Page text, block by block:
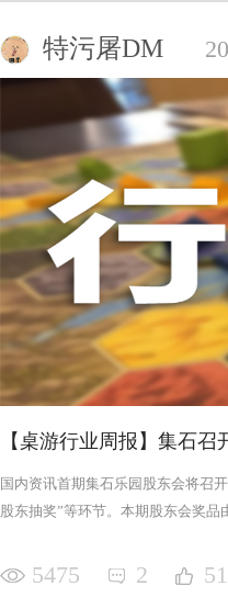
特污屠DM
【桌游行业周报】集石
国内资讯首期集石乐园股东会将召
股东抽奖”等环节。本期股东会奖品
5475 2 51